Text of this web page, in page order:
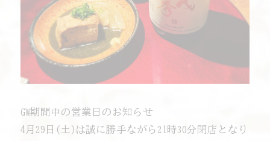
GW期間中の営業日のお知らせ
4月29日(土)は誠に勝手ながら21時30分閉店となり